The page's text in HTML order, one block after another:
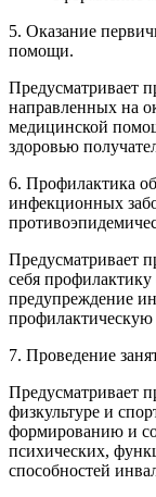
5. Оказание
помощи.
Предусматривает
направленных на
медицинской
здоровью
6. Профилактика
инфекционных
Предусматривает
себя
предупреждение
7. Проведение
Предусматривает
физкультуре и
формированию и
психических,
способностей